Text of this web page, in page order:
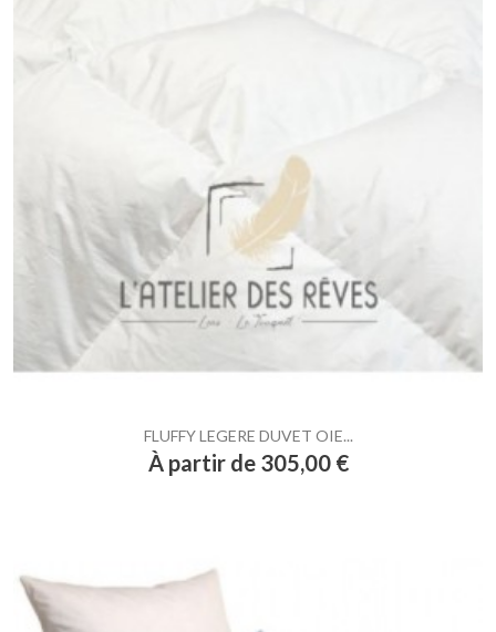
FLUFFY LEGERE DUVET OIE...
Prix
À partir de 305,00 €